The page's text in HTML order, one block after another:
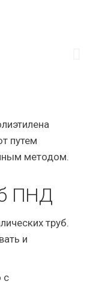
путем
методом.
ПНД
труб.
и
с